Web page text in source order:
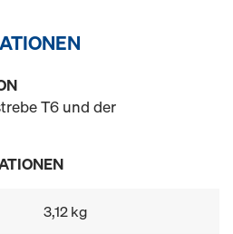
T6 und der
3,12 kg